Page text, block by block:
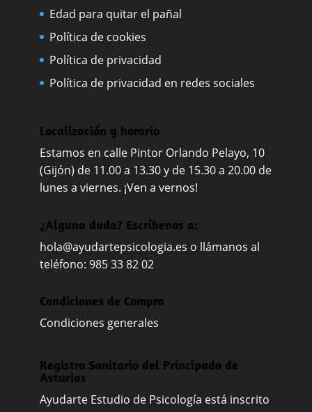
Edad para quitar el pañal
Política de cookies
Política de privacidad
Política de privacidad en redes sociales
Localización y horario
Estamos en calle Pintor Orlando Pelayo, 10
(Gijón) de 11.00 a 13.30 y de 15.30 a 20.00 de
lunes a viernes. ¡Ven a vernos!
¿Alguna duda? Escríbenos a:
hola@ayudartepsicologia.es o llámanos al
teléfono: 985 33 82 02
Condiciones de Compra
Condiciones generales
Registro Sanitario del Principado de
Asturias
Ayudarte Estudio de Psicología está inscrito